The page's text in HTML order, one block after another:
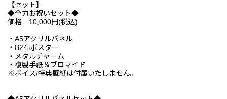
【セット】
◆全力お祝いセット◆
価格 10,000円(税込)
・A5アクリルパネル
・B2布ポスター
・メタルチャーム
・複製手紙＆ブロマイド
※ボイス/特典壁紙は付属いたしません。